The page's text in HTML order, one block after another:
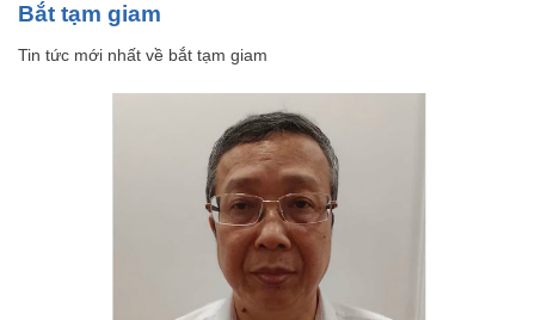
bắt tạm giam
Tin tức mới nhất về bắt tạm giam